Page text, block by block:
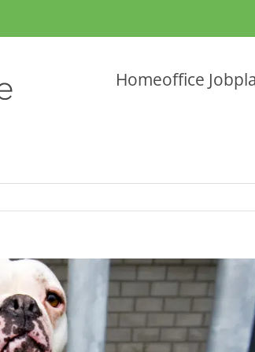
Homeoffice